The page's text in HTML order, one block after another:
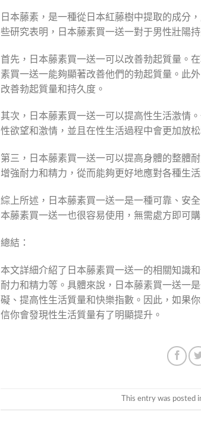
日本藤素，是一種從日本紅藤樹中提取的成分
些研究表明，日本藤素買一送一對于男性壯陽
首先，日本藤素買一送一可以改善勃起質量。
素買一送一能夠顯著改善他們的勃起質量。此
改善勃起質量和持久度。
其次，日本藤素買一送一可以提高性生活激情
性欲望和激情，並且在性生活過程中會更加放松
第三，日本藤素買一送一可以提高身體的整體
增強耐力和精力，從而能夠更好地應對各種生活
綜上所述，日本藤素買一送一是一種可靠、安
本藤素買一送一也很容易使用，無需處方即可
總結：
本文詳細介紹了日本藤素買一送一的相關知識
耐力和精力等。具體來說，日本藤素買一送一
礙、提高性生活質量和快樂指數。因此，如果
信你會發現性生活質量有了明顯提升。
This entry was posted